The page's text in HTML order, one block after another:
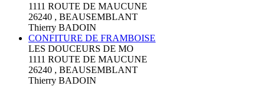
1111 ROUTE DE MAUCUNE
26240 , BEAUSEMBLANT
Thierry BADOIN
CONFITURE DE FRAMBOISE
LES DOUCEURS DE MO
1111 ROUTE DE MAUCUNE
26240 , BEAUSEMBLANT
Thierry BADOIN